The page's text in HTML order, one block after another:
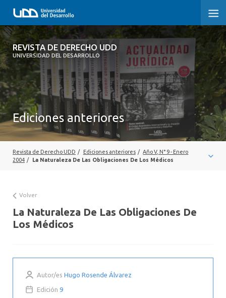
REVISTA DE DERECHO UDD
UNIVERSIDAD DEL DESARROLLO
REVISTA DE DERECHO UDD
INICIO
ACERCA DE LA REVISTA
EDICIONES ANTERIORES
CONVOCATORIA
CONTACTO Y SUSCRIPCIÓN
Ediciones anteriores
Revista de Derecho UDD / Ediciones anteriores / Año V, N° 9 - Enero
2004 / La Naturaleza De Las Obligaciones De Los Médicos
Volver
La Naturaleza De Las Obligaciones De
Los Médicos
Autor/es Hugo Rosende Álvarez
Edición 9